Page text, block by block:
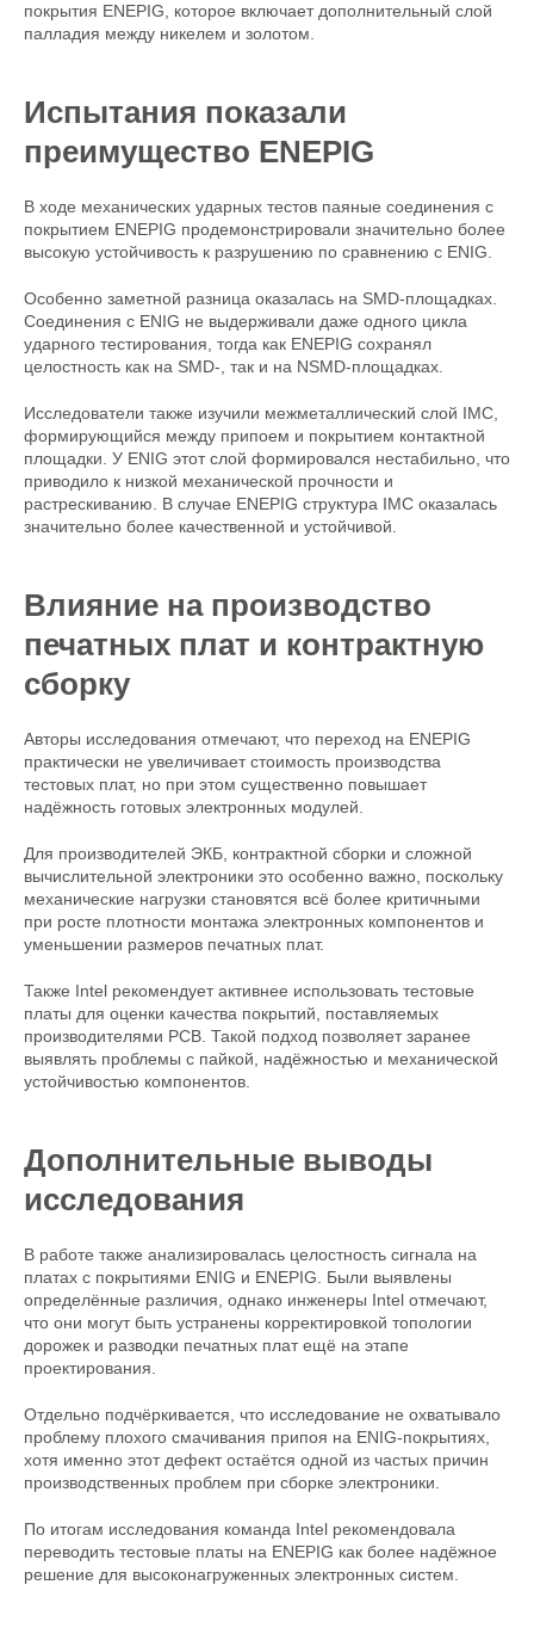
покрытия ENEPIG, которое включает дополнительный слой
палладия между никелем и золотом.
Испытания показали
преимущество ENEPIG
В ходе механических ударных тестов паяные соединения с
покрытием ENEPIG продемонстрировали значительно более
высокую устойчивость к разрушению по сравнению с ENIG.
Особенно заметной разница оказалась на SMD-площадках.
Соединения с ENIG не выдерживали даже одного цикла
ударного тестирования, тогда как ENEPIG сохранял
целостность как на SMD-, так и на NSMD-площадках.
Исследователи также изучили межметаллический слой IMC,
формирующийся между припоем и покрытием контактной
площадки. У ENIG этот слой формировался нестабильно, что
приводило к низкой механической прочности и
растрескиванию. В случае ENEPIG структура IMC оказалась
значительно более качественной и устойчивой.
Влияние на производство
печатных плат и контрактную
сборку
Авторы исследования отмечают, что переход на ENEPIG
практически не увеличивает стоимость производства
тестовых плат, но при этом существенно повышает
надёжность готовых электронных модулей.
Для производителей ЭКБ, контрактной сборки и сложной
вычислительной электроники это особенно важно, поскольку
механические нагрузки становятся всё более критичными
при росте плотности монтажа электронных компонентов и
уменьшении размеров печатных плат.
Также Intel рекомендует активнее использовать тестовые
платы для оценки качества покрытий, поставляемых
производителями PCB. Такой подход позволяет заранее
выявлять проблемы с пайкой, надёжностью и механической
устойчивостью компонентов.
Дополнительные выводы
исследования
В работе также анализировалась целостность сигнала на
платах с покрытиями ENIG и ENEPIG. Были выявлены
определённые различия, однако инженеры Intel отмечают,
что они могут быть устранены корректировкой топологии
дорожек и разводки печатных плат ещё на этапе
проектирования.
Отдельно подчёркивается, что исследование не охватывало
проблему плохого смачивания припоя на ENIG-покрытиях,
хотя именно этот дефект остаётся одной из частых причин
производственных проблем при сборке электроники.
По итогам исследования команда Intel рекомендовала
переводить тестовые платы на ENEPIG как более надёжное
решение для высоконагруженных электронных систем.